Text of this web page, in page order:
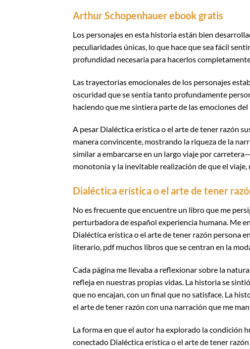
Arthur Schopenhauer ebook gratis
Los personajes en esta historia están bien
peculiaridades únicas, lo que hace que sea fácil
profundidad necesaria para hacerlos
Las trayectorias emocionales de los personajes
oscuridad que se sentía tanto profundamente
haciendo que me sintiera parte de las emociones
A pesar Dialéctica erística o el arte de tener razón
manera convincente, mostrando la riqueza de la
similar a embarcarse en un largo viaje por
monotonía y la inevitable realización de que el
Dialéctica erística o el arte de tener
No es frecuente que encuentre un libro que me
perturbadora de español experiencia humana. Me
Dialéctica erística o el arte de tener razón persona
literario, pdf muchos libros que se centran en la
Cada página me llevaba a reflexionar sobre la
refleja en nuestras propias vidas. La historia se
que no encajan, con un final que no satisface. La
el arte de tener razón con una narración que me
La forma en que el autor ha explorado la condición
conectado Dialéctica erística o el arte de tener